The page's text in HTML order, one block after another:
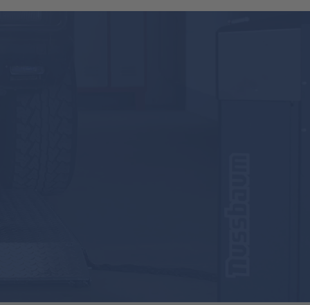
ni interrupteur électronique de fin
inférieur est intégré dans la